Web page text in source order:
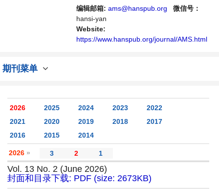
编辑邮箱: ams@hanspub.org
微信号：
hansi-yan
Website:
https://www.hanspub.org/journal/AMS.html
期刊菜单
2026 2025 2024 2023
2022
2021
2020 2019 2018
2017
2016
2015 2014
2026 » 3 2 1
Vol. 13 No. 2 (June 2026)
封面和目录下载: PDF (size: 2673KB)